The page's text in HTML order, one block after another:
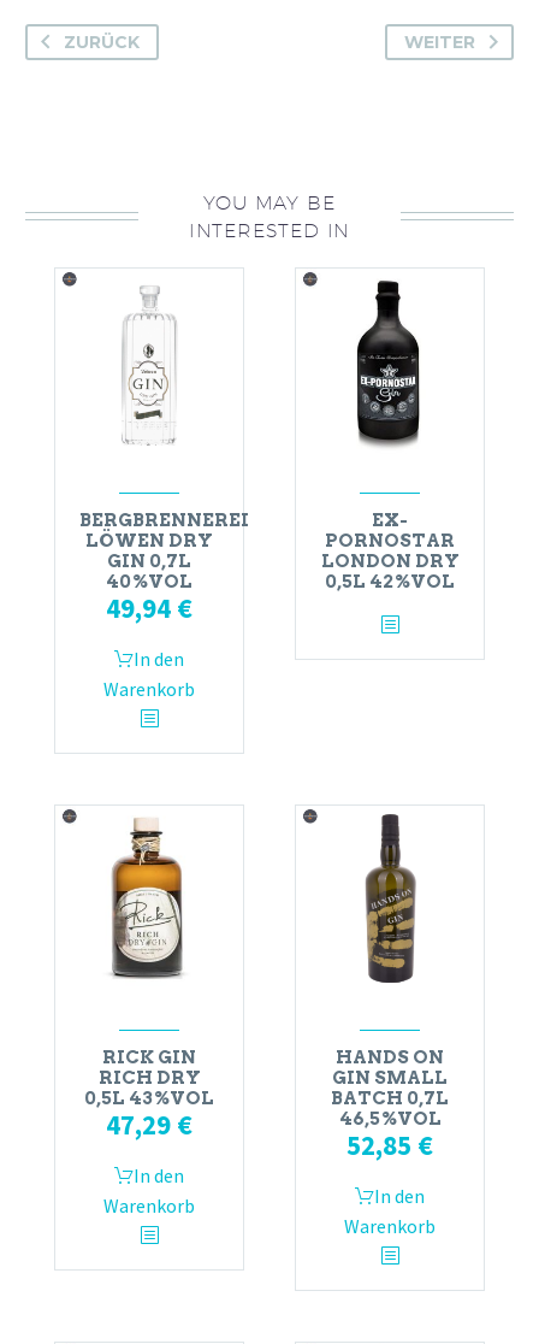
ZURÜCK WEITER
YOU MAY BE
INTERESTED IN
BERGBRENNEREI
LÖWEN DRY
GIN 0,7L
40%VOL
49,94 €
In den
Warenkorb
EX-
PORNOSTAR
LONDON DRY
0,5L 42%VOL
RICK GIN
RICH DRY
0,5L 43%VOL
47,29 €
In den
Warenkorb
HANDS ON
GIN SMALL
BATCH 0,7L
46,5%VOL
52,85 €
In den
Warenkorb